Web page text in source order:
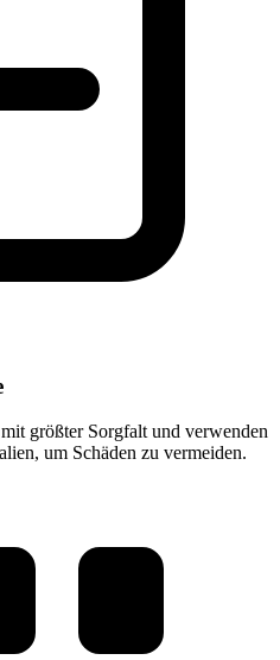
größter Sorgfalt und verwenden
um Schäden zu vermeiden.